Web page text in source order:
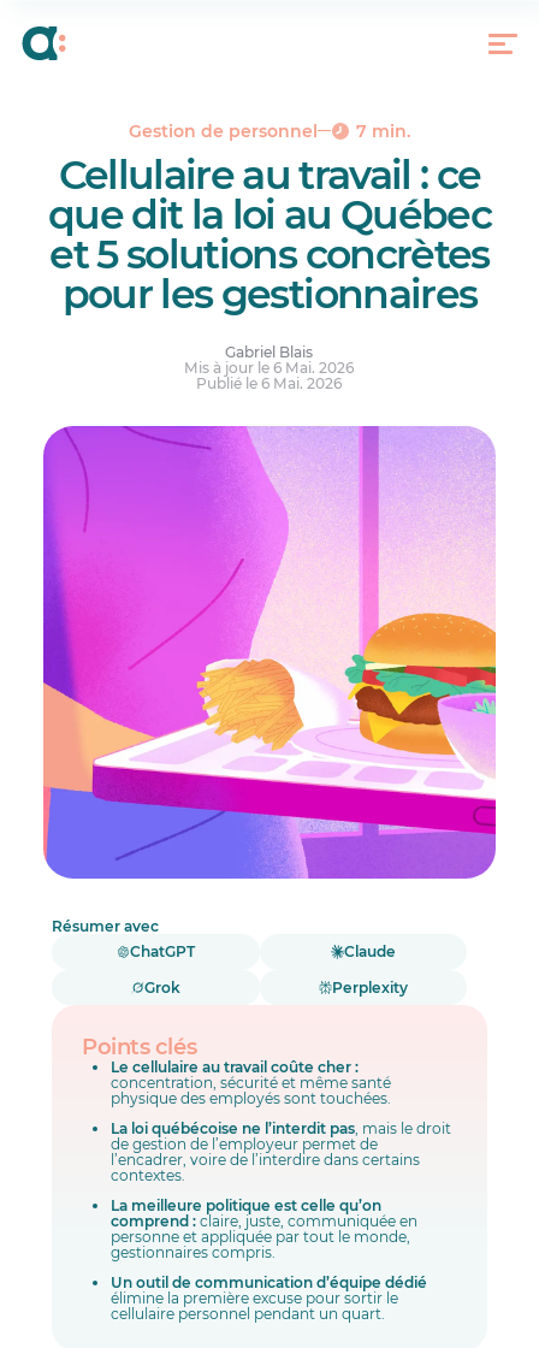
Gestion de personnel 7 min.
Cellulaire au travail : ce
que dit la loi au Québec
et 5 solutions concrètes
pour les gestionnaires
Gabriel Blais
Mis à jour le 6 Mai. 2026
Publié le 6 Mai. 2026
Résumer avec
ChatGPT
Claude
Grok
Perplexity
Points clés
Le cellulaire au travail coûte cher :
concentration, sécurité et même santé
physique des employés sont touchées.
La loi québécoise ne l’interdit pas , mais le droit
de gestion de l’employeur permet de
l’encadrer, voire de l’interdire dans certains
contextes.
La meilleure politique est celle qu’on
comprend : claire, juste, communiquée en
personne et appliquée par tout le monde,
gestionnaires compris.
Un outil de communication d’équipe dédié
élimine la première excuse pour sortir le
cellulaire personnel pendant un quart.
Ce que dit la loi au Québec (en bref)
Comment communiquer la politique sans passer
pour le méchant
Le bon outil, les bonnes règles, le bon exemple
Réponses à vos questions.